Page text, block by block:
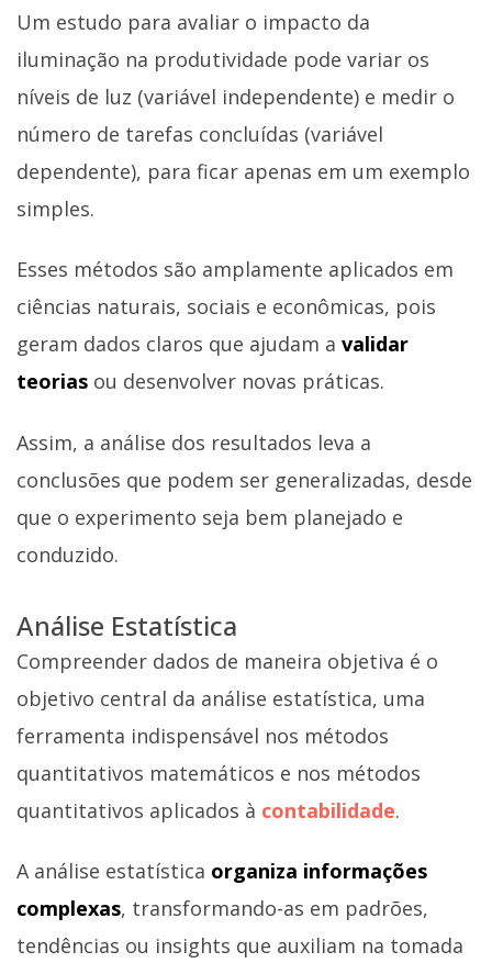
Um estudo para avaliar o impacto da
iluminação na produtividade pode variar os
níveis de luz (variável independente) e medir o
número de tarefas concluídas (variável
dependente), para ficar apenas em um exemplo
simples.
Esses métodos são amplamente aplicados em
ciências naturais, sociais e econômicas, pois
geram dados claros que ajudam a validar
teorias ou desenvolver novas práticas.
Assim, a análise dos resultados leva a
conclusões que podem ser generalizadas, desde
que o experimento seja bem planejado e
conduzido.
Análise Estatística
Compreender dados de maneira objetiva é o
objetivo central da análise estatística, uma
ferramenta indispensável nos métodos
quantitativos matemáticos e nos métodos
quantitativos aplicados à contabilidade.
A análise estatística organiza informações
complexas, transformando-as em padrões,
tendências ou insights que auxiliam na tomada